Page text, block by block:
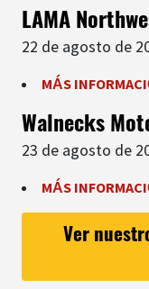
LAMA
22 de agosto de
MÁS
Walnecks
23 de agosto de
MÁS
Ver